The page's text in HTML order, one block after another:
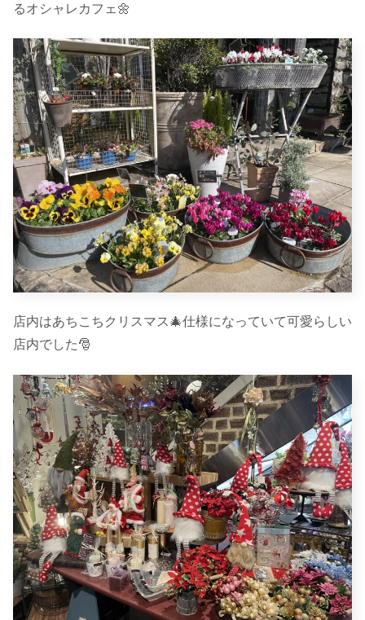
るオシャレカフェ🌼
店内はあちこちクリスマス🎄仕様になっていて可愛らしい
店内でした🎅